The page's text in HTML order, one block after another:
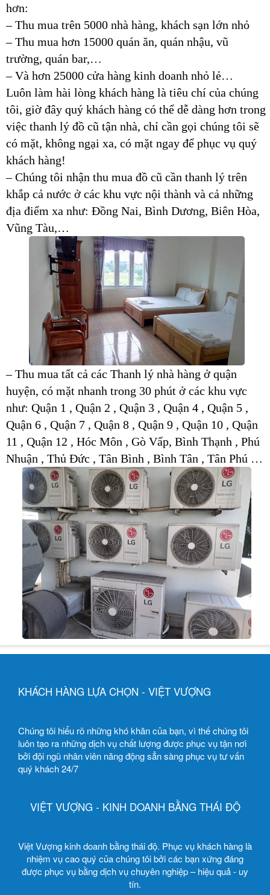
hơn:
– Thu mua trên 5000 nhà hàng, khách sạn lớn nhỏ
– Thu mua hơn 15000 quán ăn, quán nhậu, vũ
trường, quán bar,…
– Và hơn 25000 cửa hàng kinh doanh nhỏ lẻ…
Luôn làm hài lòng khách hàng là tiêu chí của chúng
tôi, giờ đây quý khách hàng có thể dễ dàng hơn trong
việc thanh lý đồ cũ tận nhà, chỉ cần gọi chúng tôi sẽ
có mặt, không ngại xa, có mặt ngay để phục vụ quý
khách hàng!
– Chúng tôi nhận thu mua đồ cũ cần thanh lý trên
khắp cả nước ở các khu vực nội thành và cả những
địa điểm xa như: Đồng Nai, Bình Dương, Biên Hòa,
Vũng Tàu,…
– Thu mua tất cả các Thanh lý nhà hàng ở quận
huyện, có mặt nhanh trong 30 phút ở các khu vực
như: Quận 1 , Quận 2 , Quận 3 , Quận 4 , Quận 5 ,
Quận 6 , Quận 7 , Quận 8 , Quận 9 , Quận 10 , Quận
11 , Quận 12 , Hóc Môn , Gò Vấp, Bình Thạnh , Phú
Nhuận , Thủ Đức , Tân Bình , Bình Tân , Tân Phú …
KHÁCH HÀNG LỰA CHỌN - VIỆT VƯỢNG
Chúng tôi hiểu rõ những khó khăn của bạn, vì thế chúng tôi
luôn tạo ra những dịch vụ chất lượng được phục vụ tận nơi
bởi đội ngũ nhân viên năng động sẳn sàng phục vụ tư vấn
quý khách 24/7
VIỆT VƯỢNG - KINH DOANH BẰNG THÁI ĐỘ
Việt Vượng kinh doanh bằng thái độ. Phục vụ khách hàng là
nhiệm vụ cao quý của chúng tôi bởi các bạn xứng đáng
được phục vụ bằng dịch vụ chuyên nghiệp – hiệu quả - uy
tín.